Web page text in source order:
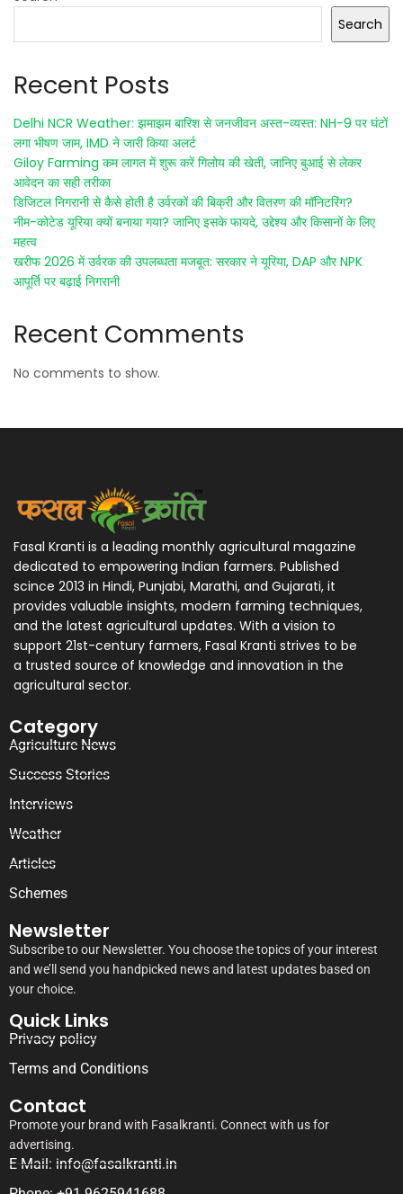
Search
Recent Posts
Delhi NCR Weather: झमाझम बारिश से जनजीवन अस्त-व्यस्त: NH-9 पर घंटों
लगा भीषण जाम, IMD ने जारी किया अलर्ट
Giloy Farming कम लागत में शुरू करें गिलोय की खेती, जानिए बुआई से लेकर
आवेदन का सही तरीका
डिजिटल निगरानी से कैसे होती है उर्वरकों की बिक्री और वितरण की मॉनिटरिंग?
नीम-कोटेड यूरिया क्यों बनाया गया? जानिए इसके फायदे, उद्देश्य और किसानों के लिए
महत्व
खरीफ 2026 में उर्वरक की उपलब्धता मजबूत: सरकार ने यूरिया, DAP और NPK
आपूर्ति पर बढ़ाई निगरानी
Recent Comments
No comments to show.
Fasal Kranti is a leading monthly agricultural magazine
dedicated to empowering Indian farmers. Published
scince 2013 in Hindi, Punjabi, Marathi, and Gujarati, it
provides valuable insights, modern farming techniques,
and the latest agricultural updates. With a vision to
support 21st-century farmers, Fasal Kranti strives to be
a trusted source of knowledge and innovation in the
agricultural sector.
Category
Agriculture News
Success Stories
Interviews
Weather
Articles
Schemes
Newsletter
Subscribe to our Newsletter. You choose the topics of your interest
and we’ll send you handpicked news and latest updates based on
your choice.
Quick Links
Privacy policy
Terms and Conditions
Contact
Promote your brand with Fasalkranti. Connect with us for
advertising.
E-Mail: info@fasalkranti.in